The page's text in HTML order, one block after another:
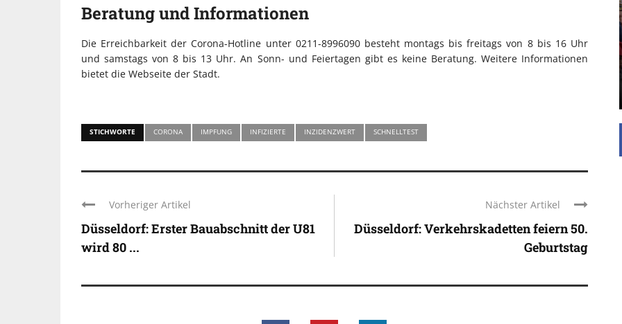
Beratung und Informationen
Die Erreichbarkeit der Corona-Hotline unter 0211-8996090 besteht montags bis freitags von 8 bis 16 Uhr
und samstags von 8 bis 13 Uhr. An Sonn- und Feiertagen gibt es keine Beratung. Weitere Informationen
bietet die Webseite der Stadt.
STICHWORTE CORONA IMPFUNG INFIZIERTE INZIDENZWERT SCHNELLTEST
Vorheriger Artikel
Düsseldorf: Erster Bauabschnitt der U81
wird 80 ...
Nächster Artikel
Düsseldorf: Verkehrskadetten feiern 50.
Geburtstag
Werkshallen des Industriezeitalters. Die Basis für
diesen Stil sind große Räume, schlicht gehalten